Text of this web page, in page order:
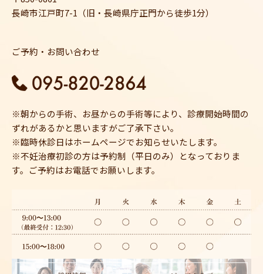
長崎市江戸町7-1（旧・長崎県庁正門から徒歩1分）
ご予約・お問い合わせ
※朝からの手術、お昼からの手術等により、診療開始時間の
ずれがあるかと思いますがご了承下さい。
※臨時休診日はホームページでお知らせいたします。
※不妊治療初診の方は予約制（平日のみ）となっておりま
す。ご予約はお電話でお願いします。